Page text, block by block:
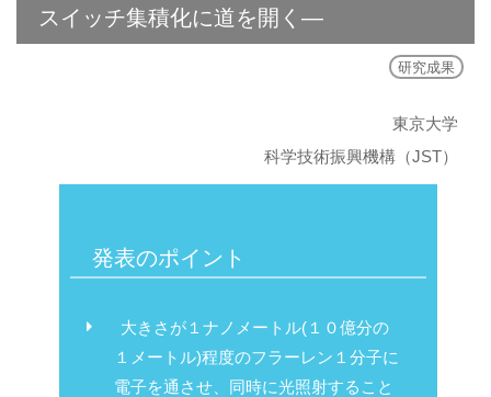
スイッチ集積化に道を開く―
研究成果
東京大学
科学技術振興機構（JST）
発表のポイント
大きさが１ナノメートル(１０億分の
１メートル)程度のフラーレン１分子に
電子を通させ、同時に光照射すること